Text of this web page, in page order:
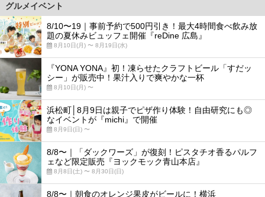
グルメイベント
8/10〜19｜事前予約で500円引き！最大4時間食べ飲み放
題の夏休みビュッフェ開催『reDine 広島』
8月10日(月) 〜 8月19日(水)
『YONA YONA』初！凍らせたクラフトビール「すだッ
シー」が販売中！果汁入りで爽やかな一杯
8月10日(月) 〜
浜松町│8月9日は親子でピザ作り体験！自由研究にも◎
なイベントが『michi』で開催
8月9日(日) 〜
8/8〜｜「ダックワーズ」が復刻！ピスタチオ香るパルフ
ェなど限定販売『ヨックモック青山本店』
8月8日(土) 〜 8月30日(日)
8/8〜｜朝食のオレンジ果皮がビールに！横浜